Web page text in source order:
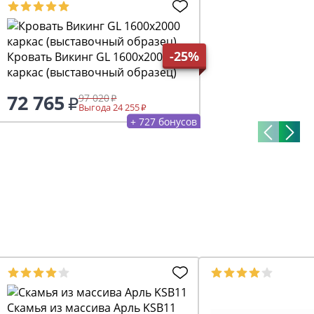
-25%
Кровать Викинг GL 1600х2000
каркас (выставочный образец)
72 765 97 020
Выгода 24 255
+ 727 бонусов
Скамья из массива Арль KSB11